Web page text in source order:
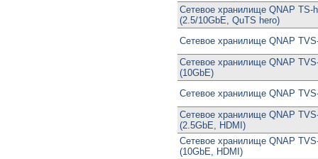
Сетевое хранилище QNAP TS-
(2.5/10GbE, QuTS hero)
Сетевое хранилище QNAP
Сетевое хранилище QNAP
(10GbE)
Сетевое хранилище QNAP
Сетевое хранилище QNAP
(2.5GbE, HDMI)
Сетевое хранилище QNAP
(10GbE, HDMI)